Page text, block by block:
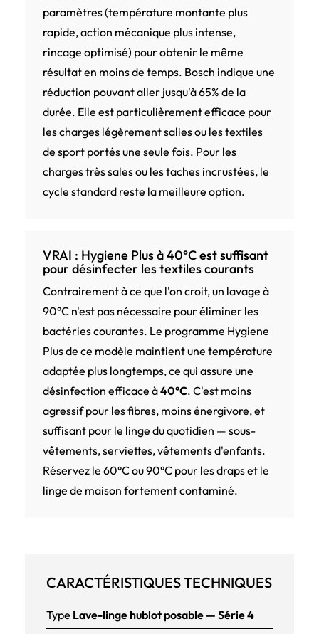
paramètres (température montante plus
rapide, action mécanique plus intense,
rincage optimisé) pour obtenir le même
résultat en moins de temps. Bosch indique une
réduction pouvant aller jusqu'à 65% de la
durée. Elle est particulièrement efficace pour
les charges légèrement salies ou les textiles
de sport portés une seule fois. Pour les
charges très sales ou les taches incrustées, le
cycle standard reste la meilleure option.
VRAI : Hygiene Plus à 40°C est suffisant
pour désinfecter les textiles courants
Contrairement à ce que l'on croit, un lavage à
90°C n'est pas nécessaire pour éliminer les
bactéries courantes. Le programme Hygiene
Plus de ce modèle maintient une température
adaptée plus longtemps, ce qui assure une
désinfection efficace à40°C. C'est moins
agressif pour les fibres, moins énergivore, et
suffisant pour le linge du quotidien — sous-
vêtements, serviettes, vêtements d'enfants.
Réservez le 60°C ou 90°C pour les draps et le
linge de maison fortement contaminé.
CARACTÉRISTIQUES TECHNIQUES
Type Lave-linge hublot posable — Série 4